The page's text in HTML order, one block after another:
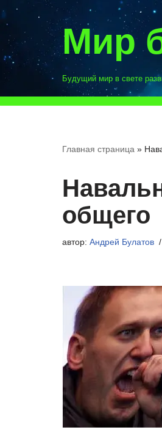
Перейти
к
содержимому
Мир
Будущий мир в свете
Главная страница »
общего
автор: Андрей Булатов